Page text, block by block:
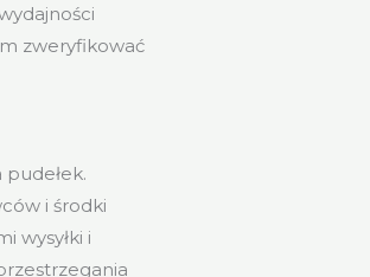
zweryfikować
i środki
wysyłki i